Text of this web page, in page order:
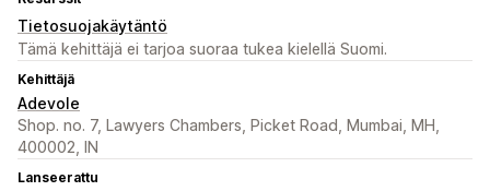
Tietosuojakäytäntö
Tämä kehittäjä ei tarjoa suoraa tukea kielellä Suomi.
Kehittäjä
Adevole
Shop. no. 7, Lawyers Chambers, Picket Road, Mumbai, MH,
400002, IN
Lanseerattu